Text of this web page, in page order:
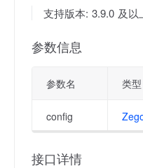
支持版本: 3.9.0 及以
参数信息
参数名 类型
config
接口详情